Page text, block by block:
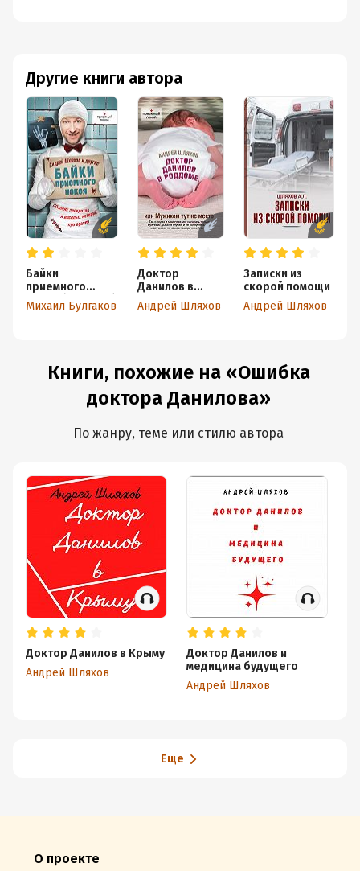
Другие книги автора
Байки
приемного
покоя (сборник)
Михаил Булгаков
Доктор
Данилов в
роддоме, или
Мужикам тут не
Андрей Шляхов
Записки из
скорой помощи
Андрей Шляхов
Книги, похожие на «Ошибка
доктора Данилова»
По жанру, теме или стилю автора
Доктор Данилов в Крыму
Андрей Шляхов
Доктор Данилов и
медицина будущего
Андрей Шляхов
Еще
О проекте